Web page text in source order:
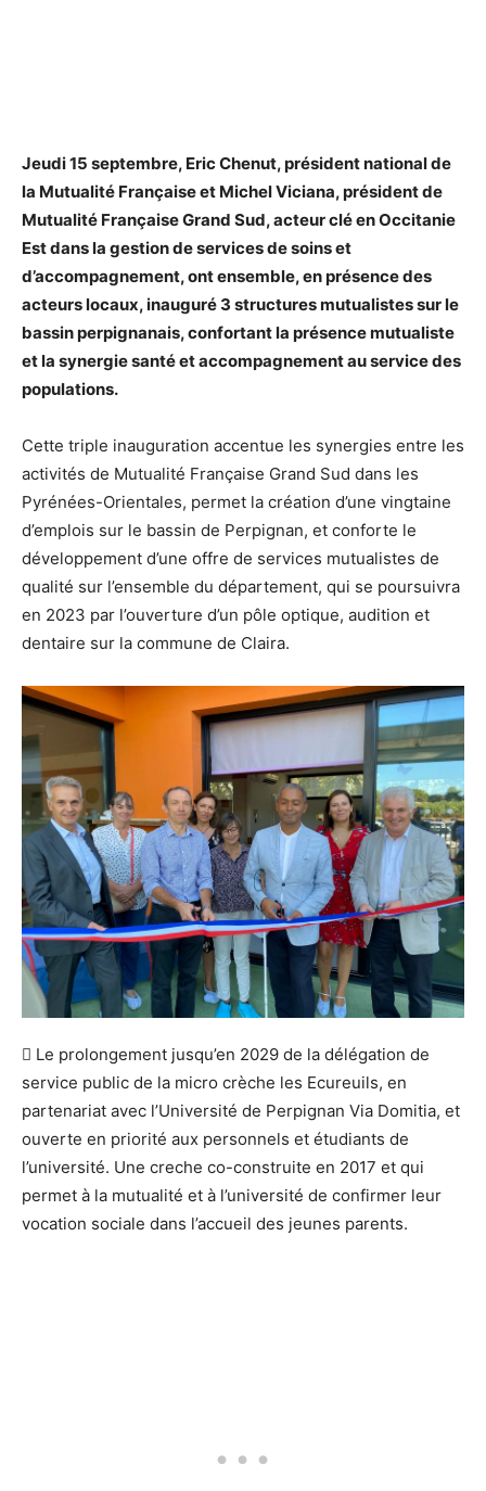
Jeudi 15 septembre, Eric Chenut, président national de
la Mutualité Française et Michel Viciana, président de
Mutualité Française Grand Sud, acteur clé en Occitanie
Est dans la gestion de services de soins et
d’accompagnement, ont ensemble, en présence des
acteurs locaux, inauguré 3 structures mutualistes sur le
bassin perpignanais, confortant la présence mutualiste
et la synergie santé et accompagnement au service des
populations.
Cette triple inauguration accentue les synergies entre les
activités de Mutualité Française Grand Sud dans les
Pyrénées-Orientales, permet la création d’une vingtaine
d’emplois sur le bassin de Perpignan, et conforte le
développement d’une offre de services mutualistes de
qualité sur l’ensemble du département, qui se poursuivra
en 2023 par l’ouverture d’un pôle optique, audition et
dentaire sur la commune de Claira.
 Le prolongement jusqu’en 2029 de la délégation de
service public de la micro crèche les Ecureuils, en
partenariat avec l’Université de Perpignan Via Domitia, et
ouverte en priorité aux personnels et étudiants de
l’université. Une creche co-construite en 2017 et qui
permet à la mutualité et à l’université de confirmer leur
vocation sociale dans l’accueil des jeunes parents.